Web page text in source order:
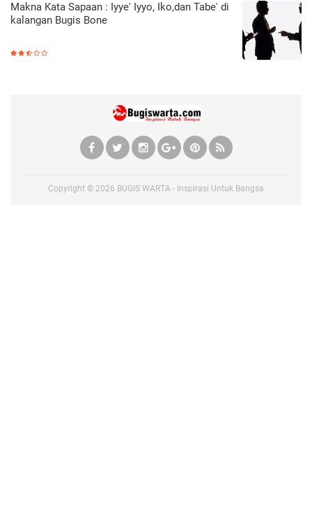
Makna Kata Sapaan : Iyye' Iyyo, Iko,dan Tabe' di
kalangan Bugis Bone
Copyright © 2026 BUGIS WARTA - Inspirasi Untuk Bangsa